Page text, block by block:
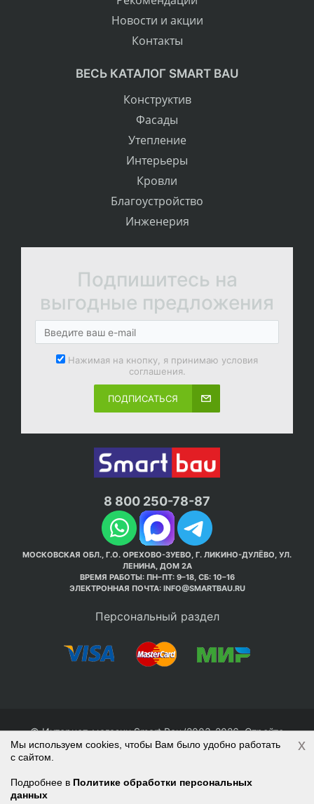
Новости и акции
Контакты
ВЕСЬ КАТАЛОГ SMART BAU
Конструктив
Фасады
Утепление
Интерьеры
Кровли
Благоустройство
Инженерия
Подпишитесь на
выгодные предложения
Нажимая на кнопку, я принимаю условия
соглашения.
ПОДПИСАТЬСЯ
8 800 250-78-87
МОСКОВСКАЯ ОБЛ., Г.О. ОРЕХОВО-ЗУЕВО, Г. ЛИКИНО-ДУЛЁВО, УЛ.
ЛЕНИНА, ДОМ 2А
ВРЕМЯ РАБОТЫ: ПН–ПТ: 9–18, СБ: 10–16
ЭЛЕКТРОННАЯ ПОЧТА: INFO@SMARTBAU.RU
Персональный раздел
© Интернет-магазин Smart Bau ’2003-2026. Стройте
правильно с 1-го раза.
Политика обработки персональных данных
Войти
Регистрация
Корзина
Мы используем cookies, чтобы Вам было удобно работать
с сайтом.
Подробнее в Политике обработки персональных
данных
x